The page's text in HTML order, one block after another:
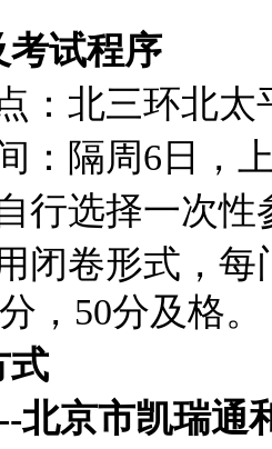
考试程序
：北三环北
：隔周6日，
行选择一次
闭卷形式，
，50分及格。
式
北京市凯瑞通